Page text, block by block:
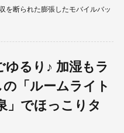
を断られた膨張したモバイルバッ
ゆるり♪ 加湿もラ
「ルームライト
」でほっこりタ